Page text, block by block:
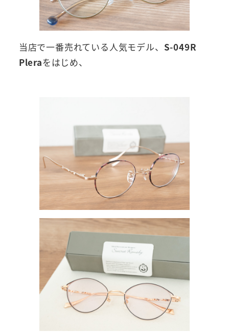
当店で一番売れている人気モデル、 S-049R
Pleraをはじめ、